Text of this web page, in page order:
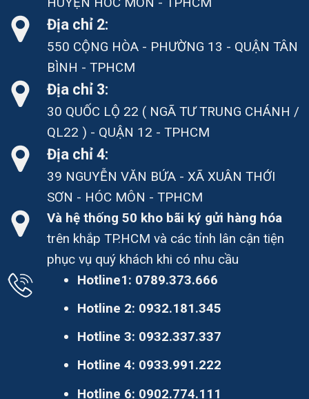
Địa chỉ 2:
550 CỘNG HÒA - PHƯỜNG 13 - QUẬN TÂN
BÌNH - TPHCM
Địa chỉ 3:
30 QUỐC LỘ 22 ( NGÃ TƯ TRUNG CHÁNH /
QL22 ) - QUẬN 12 - TPHCM
Địa chỉ 4:
39 NGUYỄN VĂN BỨA - XÃ XUÂN THỚI
SƠN - HÓC MÔN - TPHCM
Và hệ thống 50 kho bãi ký gửi hàng hóa
trên khắp TP.HCM và các tỉnh lân cận tiện
phục vụ quý khách khi có nhu cầu
Hotline1: 0789.373.666
Hotline 2: 0932.181.345
Hotline 3: 0932.337.337
Hotline 4: 0933.991.222
Hotline 6: 0902.774.111